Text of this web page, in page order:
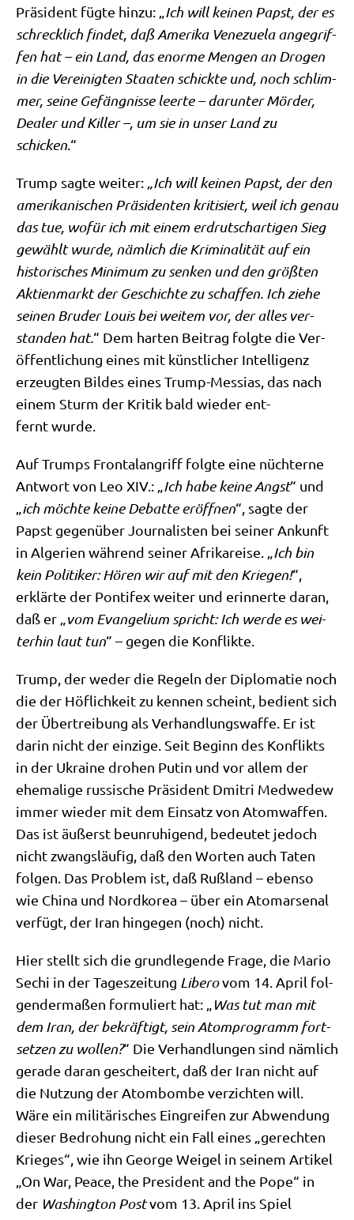
Prä­si­dent füg­te hin­zu: „Ich will kei­nen Papst, der es
schreck­lich fin­det, daß Ame­ri­ka Vene­zue­la ange­grif­
fen hat – ein Land, das enor­me Men­gen an Dro­gen
in die Ver­ei­nig­ten Staa­ten schick­te und, noch schlim­
mer, sei­ne Gefäng­nis­se leer­te – dar­un­ter Mör­der,
Dea­ler und Kil­ler –, um sie in unser Land zu
schicken.“
Trump sag­te wei­ter: „Ich will kei­nen Papst, der den
ame­ri­ka­ni­schen Prä­si­den­ten kri­ti­siert, weil ich genau
das tue, wofür ich mit einem erd­rutsch­ar­ti­gen Sieg
gewählt wur­de, näm­lich die Kri­mi­na­li­tät auf ein
histo­ri­sches Mini­mum zu sen­ken und den größ­ten
Akti­en­markt der Geschich­te zu schaf­fen. Ich zie­he
sei­nen Bru­der Lou­is bei wei­tem vor, der alles ver­
stan­den hat.“ Dem har­ten Bei­trag folg­te die Ver­
öf­fent­li­chung eines mit künst­li­cher Intel­li­genz
erzeug­ten Bil­des eines Trump-Mes­si­as, das nach
einem Sturm der Kri­tik bald wie­der ent­
fernt wurde.
Auf Trumps Fron­tal­an­griff folg­te eine nüch­ter­ne
Ant­wort von Leo XIV.: „Ich habe kei­ne Angst“ und
„ich möch­te kei­ne Debat­te eröff­nen“, sag­te der
Papst gegen­über Jour­na­li­sten bei sei­ner Ankunft
in Alge­ri­en wäh­rend sei­ner Afri­ka­rei­se. „Ich bin
kein Poli­ti­ker: Hören wir auf mit den Krie­gen!“,
erklär­te der Pon­ti­fex wei­ter und erin­ner­te dar­an,
daß er „vom Evan­ge­li­um spricht: Ich wer­de es wei­
ter­hin laut tun“ – gegen die Konflikte.
Trump, der weder die Regeln der Diplo­ma­tie noch
die der Höf­lich­keit zu ken­nen scheint, bedient sich
der Über­trei­bung als Ver­hand­lungs­waf­fe. Er ist
dar­in nicht der ein­zi­ge. Seit Beginn des Kon­flikts
in der Ukrai­ne dro­hen Putin und vor allem der
ehe­ma­li­ge rus­si­sche Prä­si­dent Dmit­ri Med­we­dew
immer wie­der mit dem Ein­satz von Atom­waf­fen.
Das ist äußerst beun­ru­hi­gend, bedeu­tet jedoch
nicht zwangs­läu­fig, daß den Wor­ten auch Taten
fol­gen. Das Pro­blem ist, daß Ruß­land – eben­so
wie Chi­na und Nord­ko­rea – über ein Atom­arse­nal
ver­fügt, der Iran hin­ge­gen (noch) nicht.
Hier stellt sich die grund­le­gen­de Fra­ge, die Mario
Sechi in der Tages­zei­tung Libe­rovom 14. April fol­
gen­der­ma­ßen for­mu­liert hat: „Was tut man mit
dem Iran, der bekräf­tigt, sein Atom­pro­gramm fort­
set­zen zu wol­len?“ Die Ver­hand­lun­gen sind näm­lich
gera­de dar­an geschei­tert, daß der Iran nicht auf
die Nut­zung der Atom­bom­be ver­zich­ten will.
Wäre ein mili­tä­ri­sches Ein­grei­fen zur Abwen­dung
die­ser Bedro­hung nicht ein Fall eines „gerech­ten
Krie­ges“, wie ihn Geor­ge Weigel in sei­nem Arti­kel
„On War, Peace, the Pre­si­dent and the Pope“ in
der Washing­ton Postvom 13. April ins Spiel